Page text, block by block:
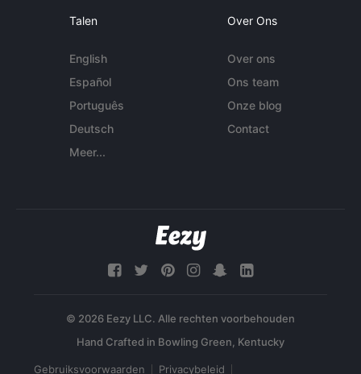
Talen
English
Español
Português
Deutsch
Meer...
Over Ons
Over ons
Ons team
Onze blog
Contact
© 2026 Eezy LLC. Alle rechten voorbehouden
Gebruiksvoorwaarden Privacybeleid